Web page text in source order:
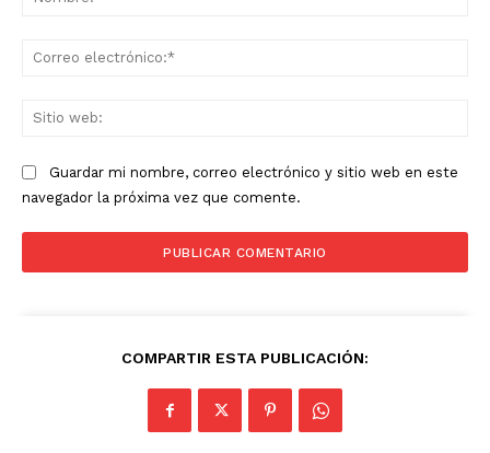
Guardar mi nombre, correo electrónico y sitio web en este
navegador la próxima vez que comente.
COMPARTIR ESTA PUBLICACIÓN: